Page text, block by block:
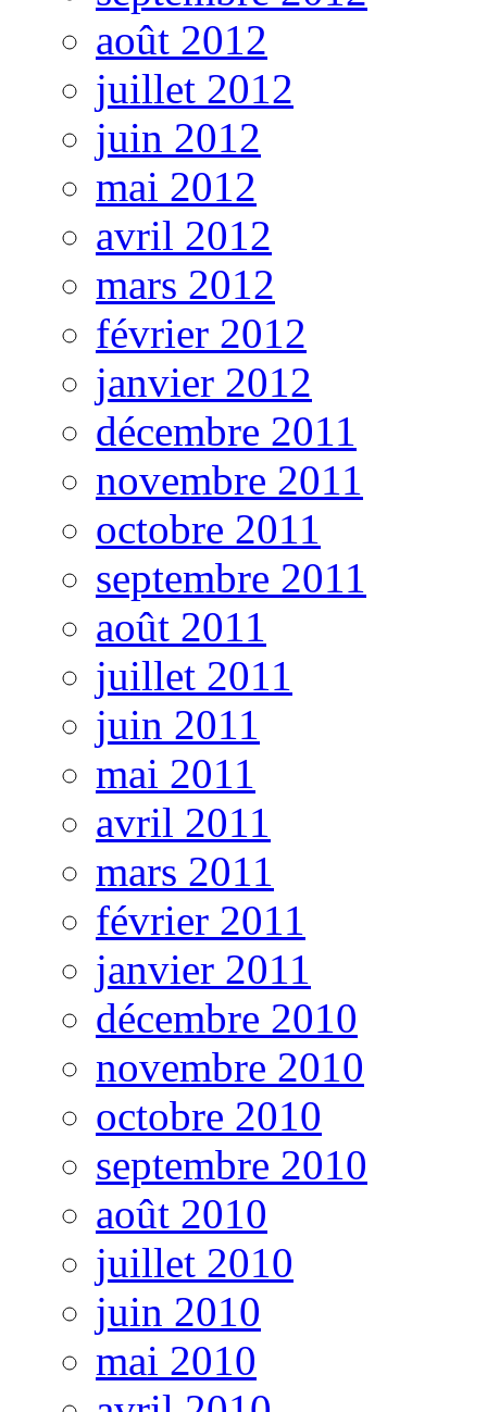
août 2012
juillet 2012
juin 2012
mai 2012
avril 2012
mars 2012
février 2012
janvier 2012
décembre 2011
novembre 2011
octobre 2011
septembre 2011
août 2011
juillet 2011
juin 2011
mai 2011
avril 2011
mars 2011
février 2011
janvier 2011
décembre 2010
novembre 2010
octobre 2010
septembre 2010
août 2010
juillet 2010
juin 2010
mai 2010